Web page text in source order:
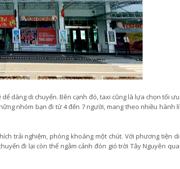
dàng di chuyển. Bên cạnh đó, taxi cũng là lựa chọn tối ưu
nhóm bạn đi từ 4 đến 7 người, mang theo nhiều hành lí
trải nghiệm, phóng khoáng một chút. Với phương tiện di
đi lại còn thể ngắm cảnh đón gió trời Tây Nguyên qua